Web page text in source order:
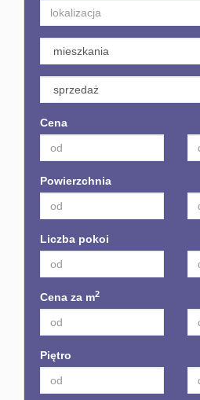
Cena
Powierzchnia
Liczba pokoi
Cena za m2
Piętro